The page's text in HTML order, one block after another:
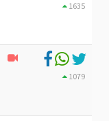
1635
1079